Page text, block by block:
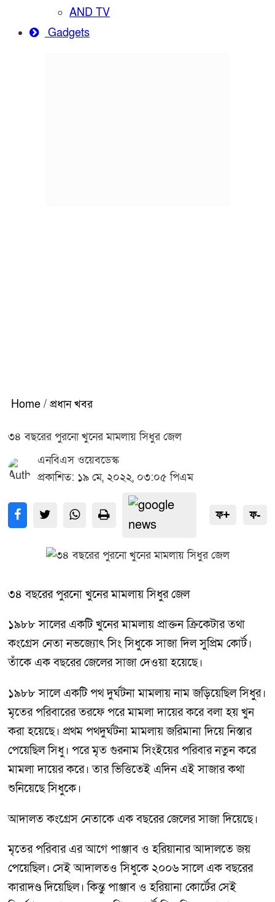
AND TV
Gadgets
Home / প্রধান খবর
৩৪ বছরের পুরনো খুনের মামলায় সিধুর জেল
এনবিএস ওয়েবডেস্ক
প্রকাশিত: ১৯ মে, ২০২২, ০৩:০৫ পিএম
ফ+ ফ-
৩৪ বছরের পুরনো খুনের মামলায় সিধুর জেল
১৯৮৮ সালের একটি খুনের মামলায় প্রাক্তন ক্রিকেটার তথা
কংগ্রেস নেতা নভজ্যোৎ সিং সিধুকে সাজা দিল সুপ্রিম কোর্ট।
তাঁকে এক বছরের জেলের সাজা দেওয়া হয়েছে।
১৯৮৮ সালে একটি পথ দুর্ঘটনা মামলায় নাম জড়িয়েছিল সিধুর।
মৃতের পরিবারের তরফে পরে মামলা দায়ের করে বলা হয় খুন
করা হয়েছে। প্রথম পথদুর্ঘটনা মামলায় জরিমানা দিয়ে নিস্তার
পেয়েছিল সিধু। পরে মৃত গুরনাম সিংইয়ের পরিবার নতুন করে
মামলা দায়ের করে। তার ভিত্তিতেই এদিন এই সাজার কথা
শুনিয়েছে সিধুকে।
আদালত কংগ্রেস নেতাকে এক বছরের জেলের সাজা দিয়েছে।
মৃতের পরিবার এর আগে পাঞ্জাব ও হরিয়ানার আদালতে জয়
পেয়েছিল। সেই আদালতও সিধুকে ২০০৬ সালে এক বছরের
কারাদণ্ড দিয়েছিল। কিন্তু পাঞ্জাব ও হরিয়ানা কোর্টের সেই